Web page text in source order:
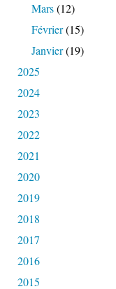
Mars(12)
Février(15)
Janvier(19)
2025
2024
2023
2022
2021
2020
2019
2018
2017
2016
2015